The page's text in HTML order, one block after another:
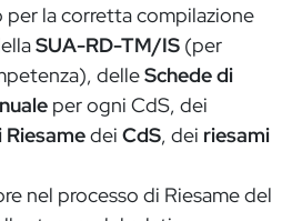
la corretta compilazione
SUA-RD-TM/IS (per
delleSchede di
per ogni CdS, dei
dei CdS, dei riesami
nel processo di Riesame del